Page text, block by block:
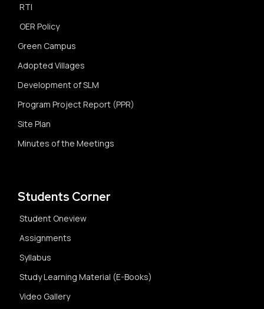
RTI
OER Policy
Green Campus
Adopted Villages
Development of SLM
Program Project Report (PPR)
Site Plan
Minutes of the Meetings
Students Corner
Student Oneview
Assignments
Syllabus
Study Learning Material (E-Books)
Video Gallery